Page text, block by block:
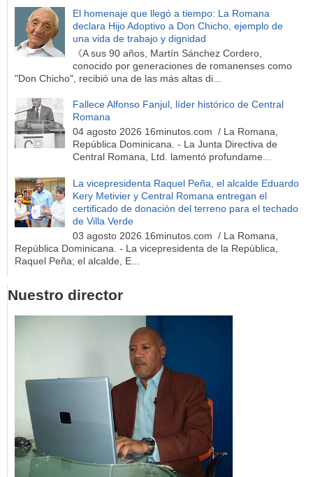
El homenaje que llegó a tiempo: La Romana
declara Hijo Adoptivo a Don Chicho, ejemplo de
una vida de trabajo y dignidad
《A sus 90 años, Martín Sánchez Cordero,
conocido por generaciones de romanenses como
"Don Chicho", recibió una de las más altas di...
Fallece Alfonso Fanjul, líder histórico de Central
Romana
04 agosto 2026 16minutos.com / La Romana,
República Dominicana. - La Junta Directiva de
Central Romana, Ltd. lamentó profundame...
La vicepresidenta Raquel Peña, el alcalde Eduardo
Kery Metivier y Central Romana entregan el
certificado de donación del terreno para el techado
de Villa Verde
03 agosto 2026 16minutos.com / La Romana,
República Dominicana. - La vicepresidenta de la República,
Raquel Peña; el alcalde, E...
Nuestro director